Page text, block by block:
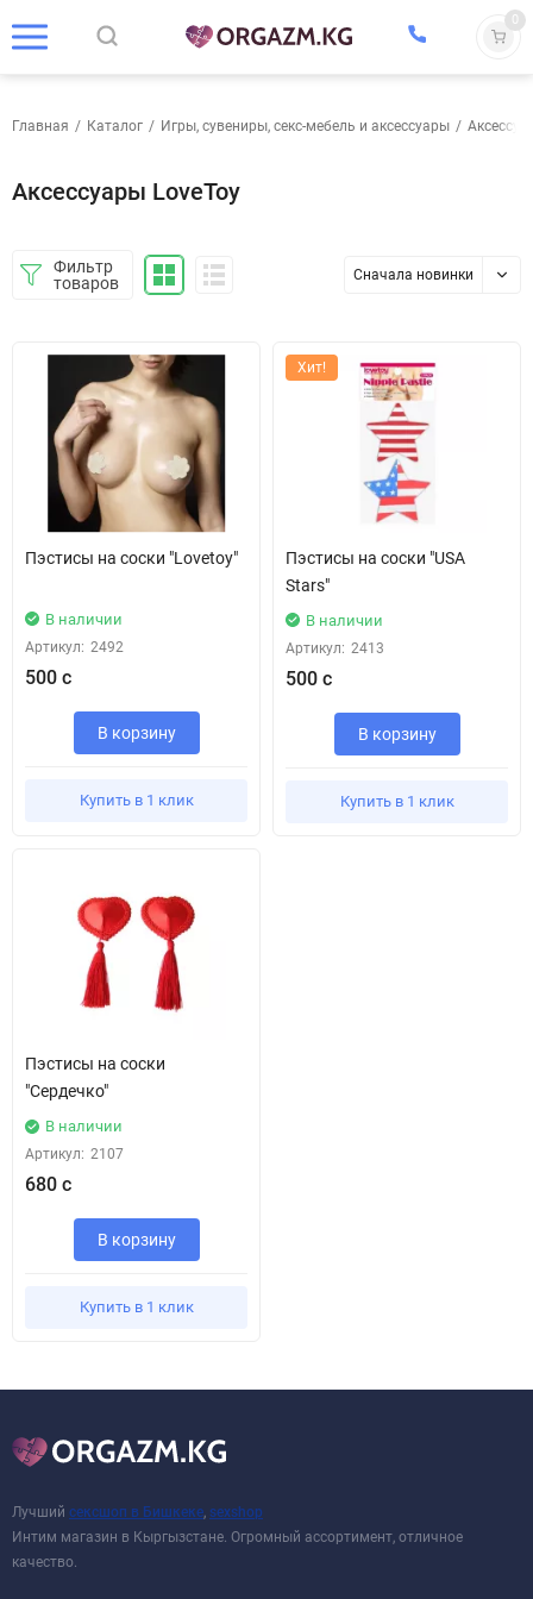
0
Главная / Каталог / Игры, сувениры, секс-мебель и аксессуары /
Аксессуары LoveToy
Фильтр
товаров
Сначала новинки
Пэстисы на соски "Lovetoy"
В наличии
Артикул: 2492
500 с
В корзину
Купить в 1 клик
Хит!
Пэстисы на соски "USA
Stars"
В наличии
Артикул: 2413
500 с
В корзину
Купить в 1 клик
Пэстисы на соски
"Сердечко"
В наличии
Артикул: 2107
680 с
В корзину
Купить в 1 клик
Лучший сексшоп в Бишкеке, sexshop
Интим магазин в Кыргызстане. Огромный ассортимент, отличное
качество.